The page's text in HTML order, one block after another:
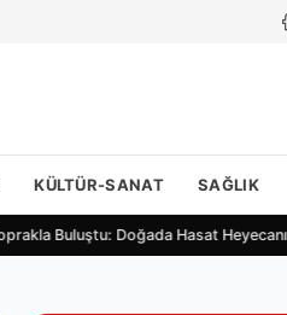
KÜLTÜR-SANAT SAĞLIK
Buluştu: Doğada Hasat Heyecanı